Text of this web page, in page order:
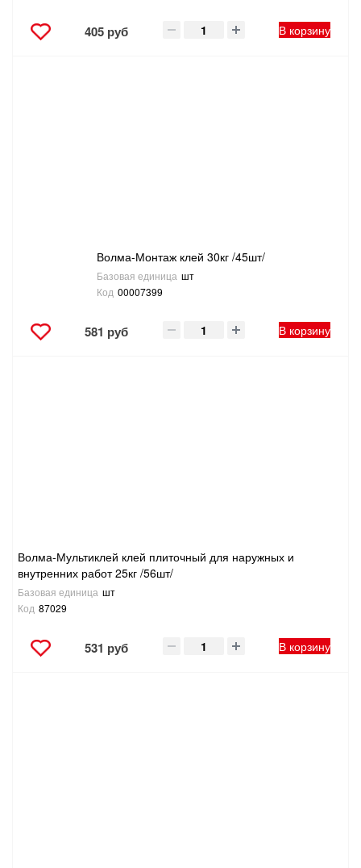
ЭЛЕКТРОМОНТАЖНЫЕ ТОВАРЫ, СВЕТОТЕХНИКА
405 руб В корзину
Волма-Монтаж клей 30кг /45шт/
Базовая единица шт
Код 00007399
581 руб В корзину
Волма-Мультиклей клей плиточный для наружных и
внутренних работ 25кг /56шт/
Базовая единица шт
Код 87029
531 руб В корзину